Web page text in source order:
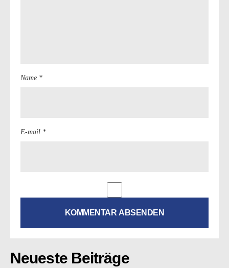
Name *
E-mail *
Neueste Beiträge